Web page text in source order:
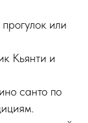
или
Кьянти и
санто по